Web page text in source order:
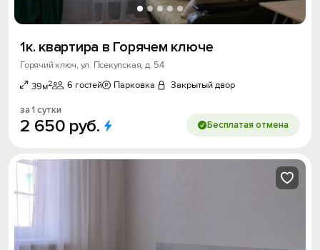
1к. квартира в Горячем ключе
Горячий ключ, ул. Псекупская, д. 54
39м2 6 гостей Парковка Закрытый двор
за 1 сутки
2 650 руб. Бесплатая отмена